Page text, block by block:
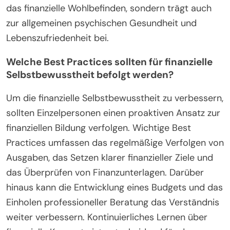
das finanzielle Wohlbefinden, sondern trägt auch
zur allgemeinen psychischen Gesundheit und
Lebenszufriedenheit bei.
Welche Best Practices sollten für finanzielle
Selbstbewusstheit befolgt werden?
Um die finanzielle Selbstbewusstheit zu verbessern,
sollten Einzelpersonen einen proaktiven Ansatz zur
finanziellen Bildung verfolgen. Wichtige Best
Practices umfassen das regelmäßige Verfolgen von
Ausgaben, das Setzen klarer finanzieller Ziele und
das Überprüfen von Finanzunterlagen. Darüber
hinaus kann die Entwicklung eines Budgets und das
Einholen professioneller Beratung das Verständnis
weiter verbessern. Kontinuierliches Lernen über